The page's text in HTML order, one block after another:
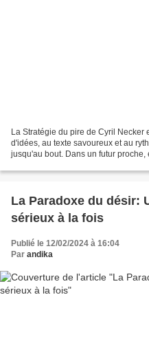
La Stratégie du pire de Cyril
d'idées, au texte savoureux et au
jusqu'au bout. Dans un futur
La Paradoxe du désir:
sérieux à la fois
Publié le 12/02/2024 à 16:04
Par andika